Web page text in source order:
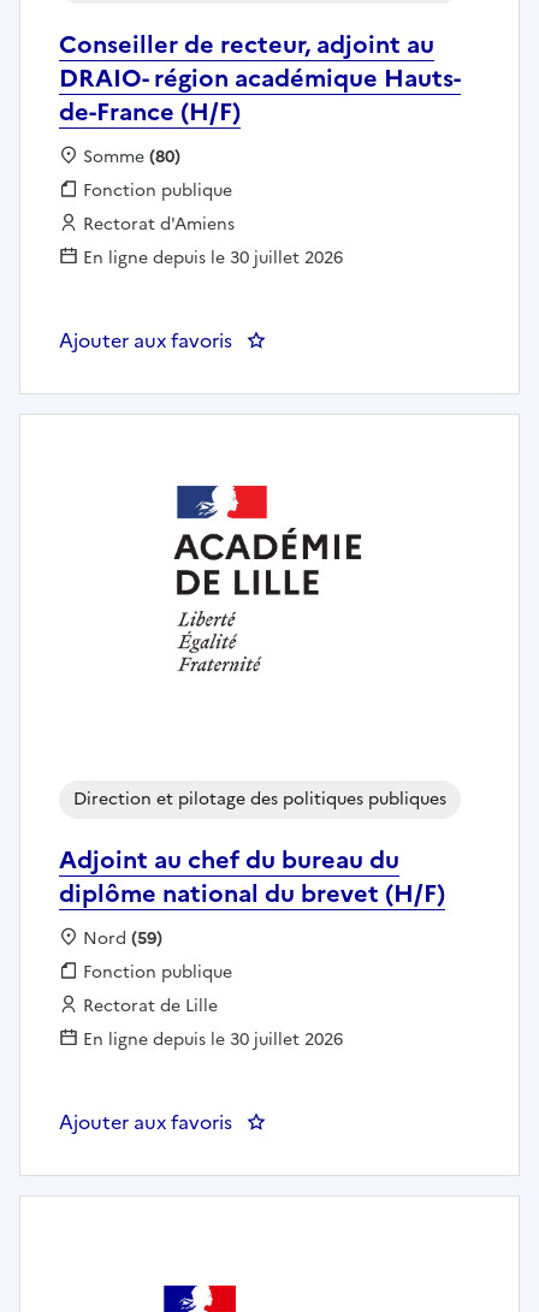
Conseiller de recteur, adjoint au
DRAIO- région académique Hauts-
de-France (H/F)
Localisation :
Somme(80)
Fonction publique :
Fonction publique
Employeur :
Rectorat d'Amiens
En ligne depuis le 30 juillet 2026
Ajouter aux favoris : Conseiller de recteur, adjoint
Adjoint au chef du bureau du
diplôme national du brevet (H/F)
Direction et pilotage des politiques publiques
Localisation :
Nord (59)
Fonction publique :
Fonction publique
Employeur :
Rectorat de Lille
En ligne depuis le 30 juillet 2026
Ajouter aux favoris : Adjoint au chef du bureau du